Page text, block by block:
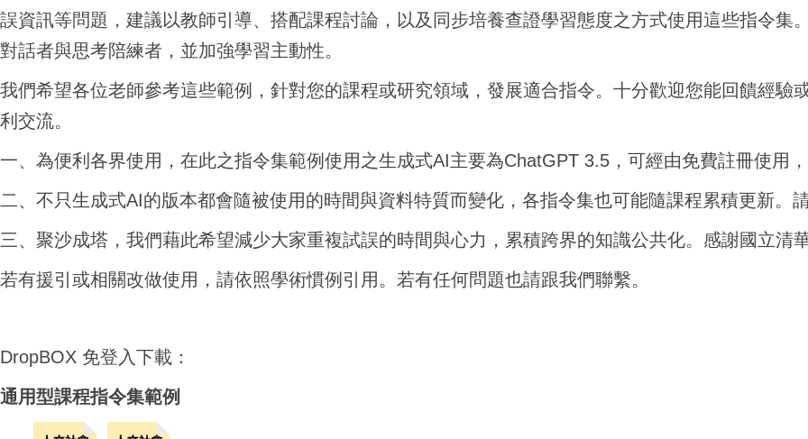
誤資訊等問題，建議以教師引導、搭配課程討論 ，以及同步培養查證學習態度之方式使用這些指令集
對話者與思考陪練者，並加強學習主動性。
我們希望各位老師參考這些範例，針對您的課程或研究領域，發展適合指令。十分歡迎您能回饋經驗
利交流。
一、為便利各界使用，在此之指令集範例使用之生成式AI主要為ChatGPT 3.5，可經由免費註冊使用
二、不只生成式AI的版本都會隨被使用的時間與資料特質而變化， 各指令集也可能隨課程累積更新。
三、聚沙成塔，我們藉此希望減少大家重複試誤的時間與心力，累積跨界的知識公共化。感謝國立清
若有援引或相關改做使用，請依照學術慣例引用。若有任何問題也請跟我們聯繫。
DropBOX 免登入下載：
通用型課程指令集範例